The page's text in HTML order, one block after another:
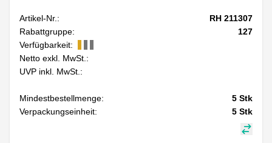
Artikel-Nr.:
RH 211307
Rabattgruppe:
127
Verfügbarkeit:
Netto exkl. MwSt.:
UVP inkl. MwSt.:
Mindestbestellmenge: 5 Stk
Verpackungseinheit:
5 Stk